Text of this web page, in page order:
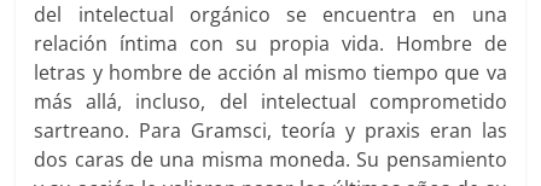
del intelectual orgánico se encuentra en una
relación íntima con su propia vida. Hombre de
letras y hombre de acción al mismo tiempo que va
más allá, incluso, del intelectual comprometido
sartreano. Para Gramsci, teoría y praxis eran las
dos caras de una misma moneda. Su pensamiento